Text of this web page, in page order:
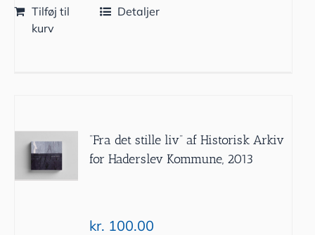
Tilføj til
kurv
Detaljer
”Fra det stille liv” af Historisk Arkiv
for Haderslev Kommune, 2013
kr. 100.00